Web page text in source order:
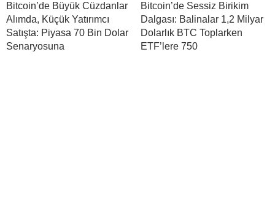
Bitcoin’de Büyük Cüzdanlar
Alımda, Küçük Yatırımcı
Satışta: Piyasa 70 Bin Dolar
Senaryosuna
Bitcoin’de Sessiz Birikim
Dalgası: Balinalar 1,2 Milyar
Dolarlık BTC Toplarken
ETF’lere 750